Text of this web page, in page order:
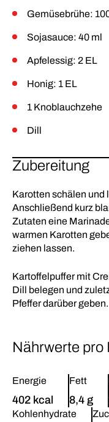
Gemüsebrühe:
Sojasauce: 40 ml
Apfelessig: 2 EL
Honig: 1 EL
1 Knoblauchzehe
Dill
Zubereitung
Karotten schälen und
Anschließend kurz
Zutaten eine
warmen Karotten
ziehen lassen.
Kartoffelpuffer mit
Dill belegen und
Pfeffer darüber geben.
Nährwerte pro
Energie
402 kcal
Fett
8,4 g
Kohlenhydrate